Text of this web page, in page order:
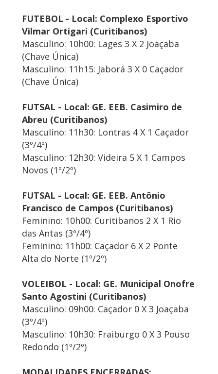
FUTEBOL - Local: Complexo Esportivo
Vilmar Ortigari (Curitibanos)
Masculino: 10h00: Lages 3 X 2 Joaçaba
(Chave Única)
Masculino: 11h15: Jaborá 3 X 0 Caçador
(Chave Única)
FUTSAL - Local: GE. EEB. Casimiro de
Abreu (Curitibanos)
Masculino: 11h30: Lontras 4 X 1 Caçador
(3º/4º)
Masculino: 12h30: Videira 5 X 1 Campos
Novos (1º/2º)
FUTSAL - Local: GE. EEB. Antônio
Francisco de Campos (Curitibanos)
Feminino: 10h00: Curitibanos 2 X 1 Rio
das Antas (3º/4º)
Feminino: 11h00: Caçador 6 X 2 Ponte
Alta do Norte (1º/2º)
VOLEIBOL - Local: GE. Municipal Onofre
Santo Agostini (Curitibanos)
Masculino: 09h00: Caçador 0 X 3 Joaçaba
(3º/4º)
Masculino: 10h30: Fraiburgo 0 X 3 Pouso
Redondo (1º/2º)